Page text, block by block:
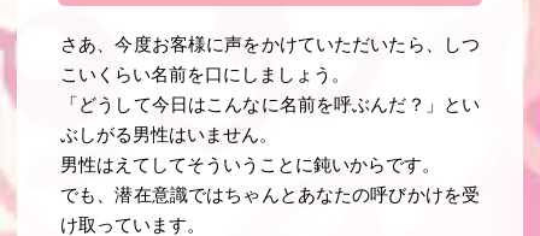
さあ、今度お客様に声をかけていただいたら、
しつ
こいくらい名前を口にしましょう 。
「どうして今日はこんなに名前を呼ぶんだ？」とい
ぶしがる男性はいません。
男性はえてしてそういうことに鈍いからです。
でも、潜在意識ではちゃんとあなたの呼びかけを受
け取っています。